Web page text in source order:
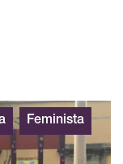
Feminista